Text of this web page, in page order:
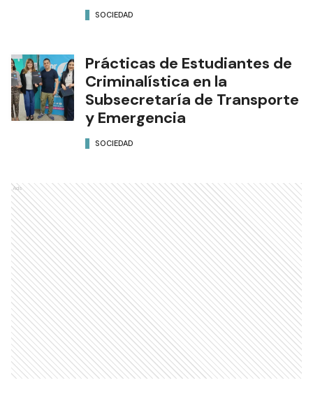
SOCIEDAD
Prácticas de Estudiantes de
Criminalística en la
Subsecretaría de Transporte
y Emergencia
SOCIEDAD
Ads